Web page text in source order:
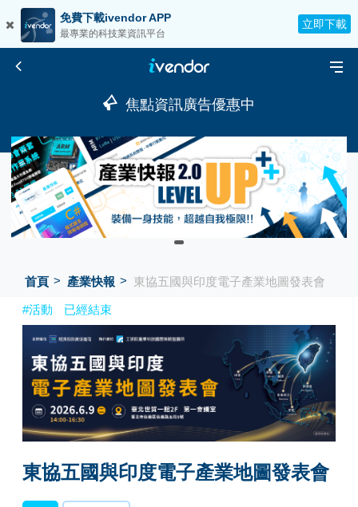
免費下載ivendor APP
最專業的科技業資訊平台
立即下載
焦點資訊廣告優惠中
首頁 產業快報 東協五國與印度電子產業地圖發表會
#活動 已經結束
東協五國與印度電子產業地圖發表會